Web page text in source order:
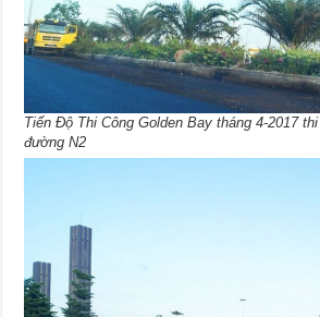
Tiến Độ Thi Công Golden Bay tháng 4-2017
đường N2